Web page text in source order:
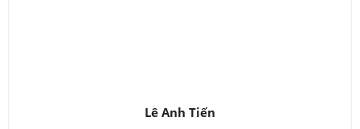
Lê Anh Tiến